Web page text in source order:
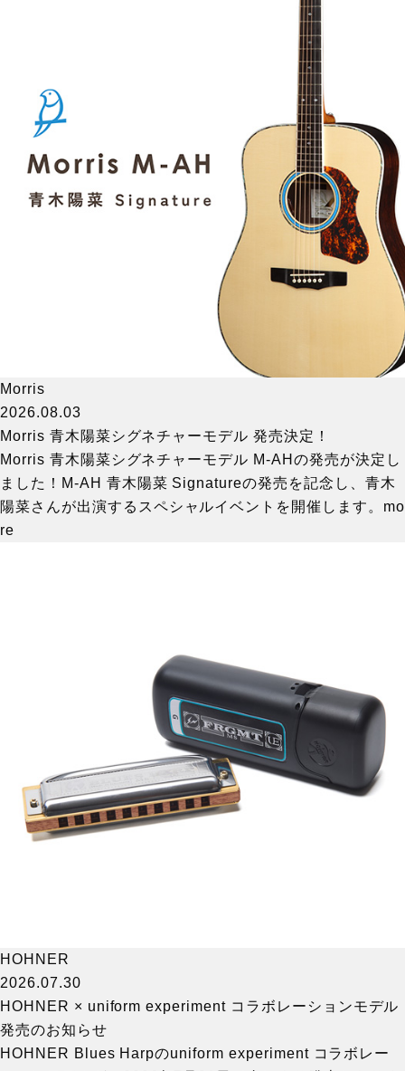
Morris
2026.08.03
Morris 青木陽菜シグネチャーモデル 発売決定！
Morris 青木陽菜シグネチャーモデル M-AHの発売が決定し
ました！M-AH 青木陽菜 Signatureの発売を記念し、青木
陽菜さんが出演するスペシャルイベントを開催します。 mo
re
HOHNER
2026.07.30
HOHNER × uniform experiment コラボレーションモデル
発売のお知らせ
HOHNER Blues Harpのuniform experiment コラボレー